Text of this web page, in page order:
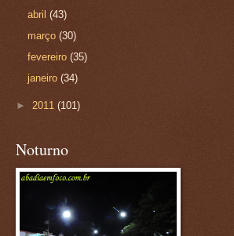
abril(43)
março(30)
fevereiro(35)
janeiro(34)
► 2011 (101)
Noturno